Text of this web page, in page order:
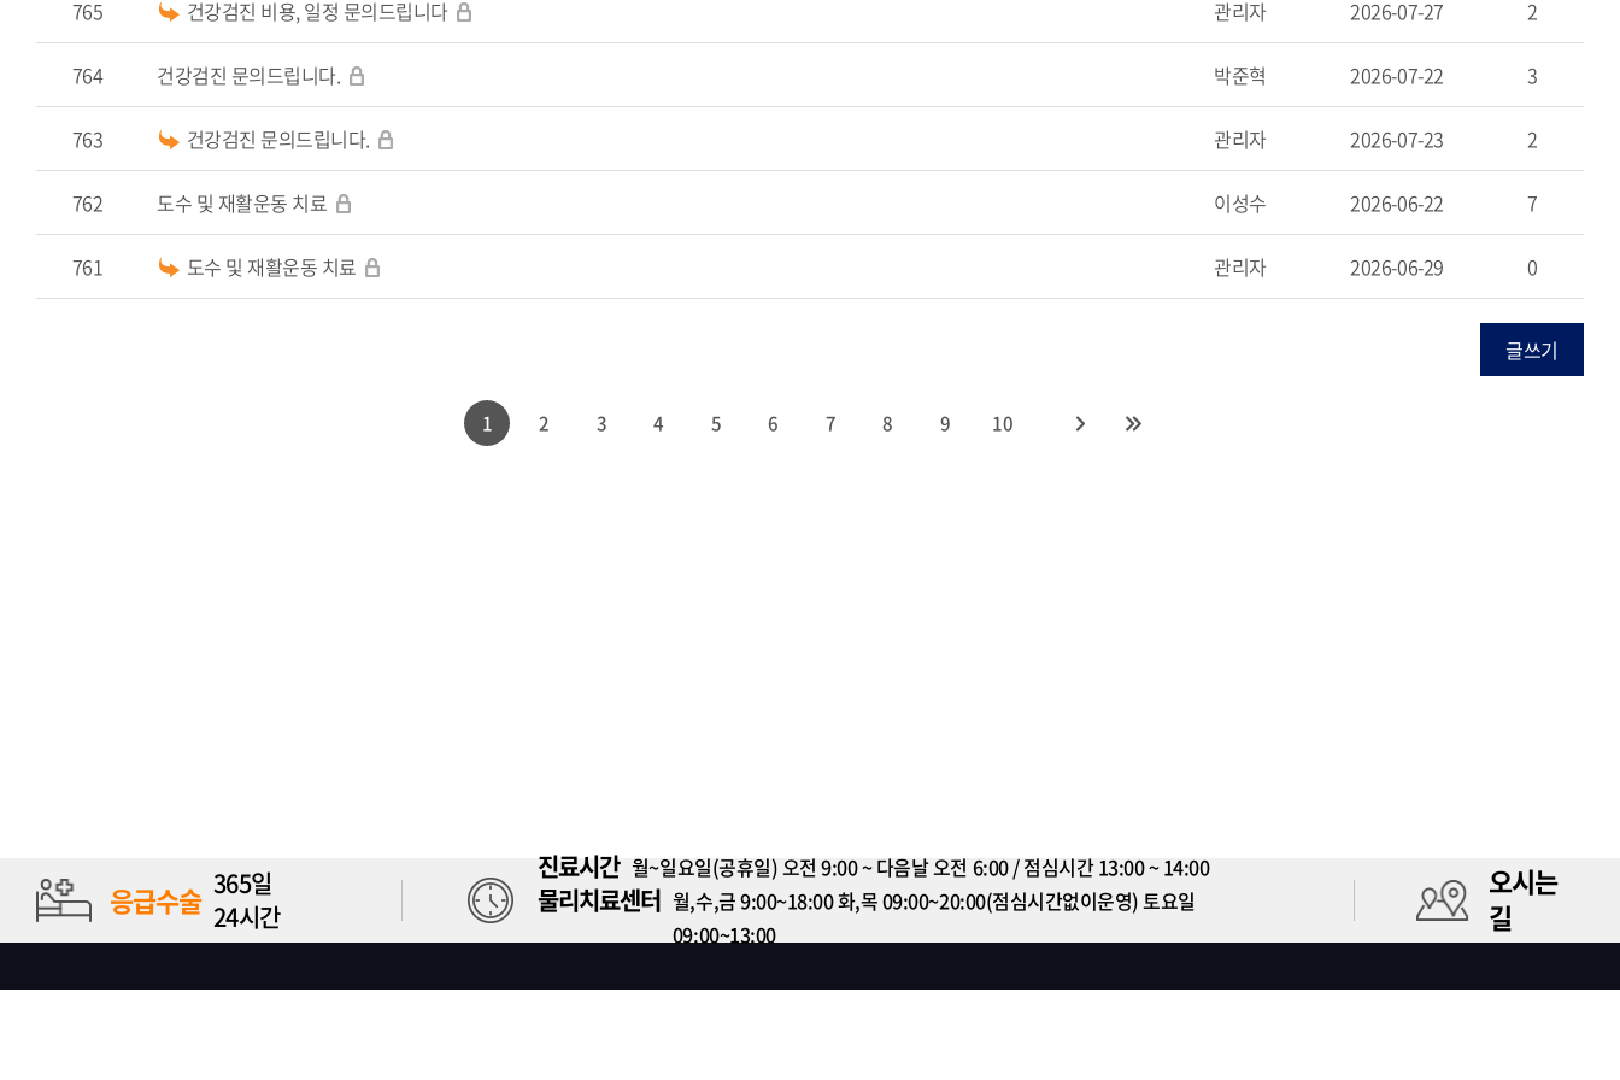
765 건강검진 비용, 일정 문의드립니다 관리자 2026-07-27 2
764 건강검진 문의드립니다. 박준혁 2026-07-22 3
763 건강검진 문의드립니다. 관리자 2026-07-23 2
762 도수 및 재활운동 치료 이성수 2026-06-22 7
761 도수 및 재활운동 치료 관리자 2026-06-29 0
글쓰기
1 2 3 4 5 6 7 8 9 10
응급수술 365일
24시간
진료시간 월~일요일(공휴일) 오전 9:00 ~ 다음날 오전 6:00 / 점심시간 13:00 ~ 14:00
물리치료센터 월,수,금 9:00~18:00 화,목 09:00~20:00(점심시간없이운영) 토요일
09:00~13:00
오시는
길